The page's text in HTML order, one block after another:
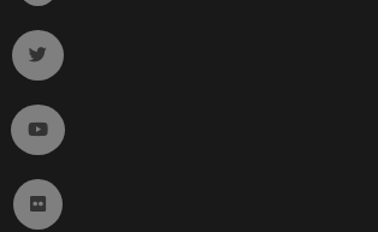
Ir a twitter (abre en ventana nueva)
Ir a YouTube (abre en ventana nueva)
Ir a Flickr (abre en ventana nueva)